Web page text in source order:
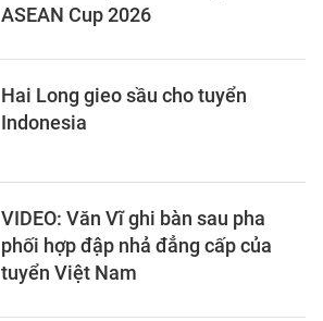
ASEAN Cup 2026
Hai Long gieo sầu cho tuyển
Indonesia
VIDEO: Văn Vĩ ghi bàn sau pha
phối hợp đập nhả đẳng cấp của
tuyển Việt Nam